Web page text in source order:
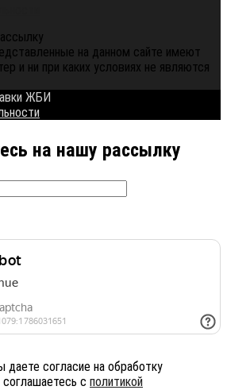
на данном сайте имеют
и ни при каких условиях не являются
ЖБИ
на нашу рассылку
даете согласие на обработку
с политикой